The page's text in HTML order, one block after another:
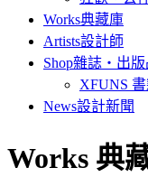
Works典藏庫
Artists設計師
Shop雜誌‧出版
XFUNS
News設計新聞
Works 典